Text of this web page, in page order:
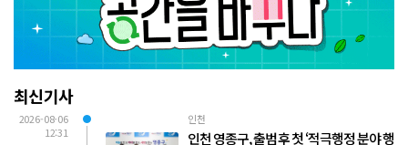
최신기사
2026-08-06
12:31
인천
인천 영종구, 출범 후 첫 ‘적극행정 분야 행